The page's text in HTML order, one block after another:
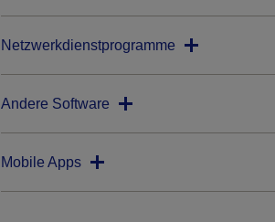
Netzwerkdienstprogramme
Andere Software
Mobile Apps